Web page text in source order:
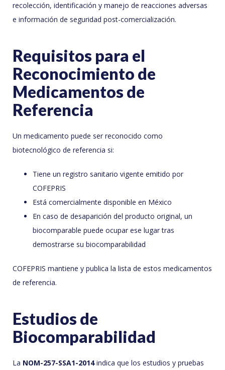
recolección, identificación y manejo de reacciones adversas
e información de seguridad post-comercialización.
Requisitos para el
Reconocimiento de
Medicamentos de
Referencia
Un medicamento puede ser reconocido como
biotecnológico de referencia si:
Tiene un registro sanitario vigente emitido por
COFEPRIS
Está comercialmente disponible en México
En caso de desaparición del producto original, un
biocomparable puede ocupar ese lugar tras
demostrarse su biocomparabilidad
COFEPRIS mantiene y publica la lista de estos medicamentos
de referencia.
Estudios de
Biocomparabilidad
La NOM-257-SSA1-2014indica que los estudios y pruebas